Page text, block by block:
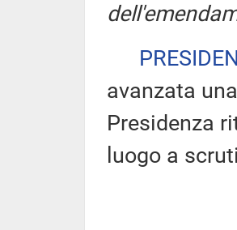
avanzata
Presidenza
luogo a